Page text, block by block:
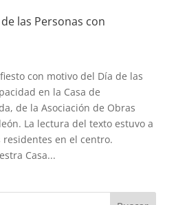
las Personas con
con motivo del Día de las
en la Casa de
de la Asociación de Obras
La lectura del texto estuvo a
en el centro.
Casa...